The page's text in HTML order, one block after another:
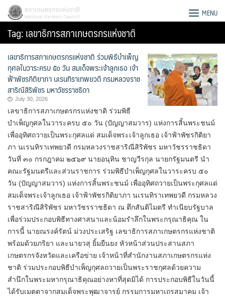
Skip
content
Search
for:
สภาเกษตรกรแห่งชาติ MENU
Tag:เลขาธิการสภาเกษตรกรแห่งชาติ
เลขาธิการสภาเกษตรกรแห่งชาติ ร่วมพิธีบำเพ็ญ
กุศลในวาระครบ ๕๐ วัน สมเด็จพระเจ้าลูกเธอ เจ้า
ฟ้าพัชรกิติยาภา นเรนทิราเทพยวดี กรมหลวงราช
สาริณีสิริพัชร มหาวัชรราชธิดา
July 30, 2026
เลขาธิการสภาเกษตรกรแห่งชาติ ร่วมพิธี
บำเพ็ญกุศลในวาระครบ ๕๐ วัน (ปัญญาสมวาร) แห่งการสิ้นพระชนม์
เพื่ออุทิศถวายเป็นพระกุศลแด่ สมเด็จพระเจ้าลูกเธอ เจ้าฟ้าพัชรกิติยา
ภา นเรนทิราเทพยวดี กรมหลวงราชสาริณีสิริพัชร มหาวัชรราชธิดา
วันที่ ๓๐ กรกฎาคม ๒๕๖๙ นายอนุทิน ชาญวีรกุล นายกรัฐมนตรี นำ
คณะรัฐมนตรีและส่วนราชการ ร่วมพิธีบำเพ็ญกุศลในวาระครบ ๕๐
วัน (ปัญญาสมวาร) แห่งการสิ้นพระชนม์ เพื่ออุทิศถวายเป็นพระกุศลแด่
สมเด็จพระเจ้าลูกเธอ เจ้าฟ้าพัชรกิติยาภา นเรนทิราเทพยวดี กรมหลวง
ราชสาริณีสิริพัชร มหาวัชรราชธิดา ณ ตึกสันติไมตรี ทำเนียบรัฐบาล
เพื่อร่วมประกอบพิธีทางศาสนาและน้อมรำลึกในพระกรุณาธิคุณ ใน
การนี้ นายณรงค์รัตน์ ม่วงประเสริฐ เลขาธิการสภาเกษตรกรแห่งชาติ
พร้อมด้วยภริยา และนายวสุ ยิ้มยืนยง หัวหน้าส่วนประสานสภา
เกษตรกรจังหวัดและเครือข่าย เจ้าหน้าที่สำนักงานสภาเกษตรกรแห่ง
ชาติ ร่วมประกอบพิธีบำเพ็ญกุศลถวายเป็นพระราชกุศลด้วยความ
สำนึกในพระมหากรุณาธิคุณอย่างหาที่สุดมิได้ การประกอบพิธีในวันนี้
ได้รับเมตตาจากสมเด็จพระพุฒาจารย์ กรรมการมหาเถรสมาคม เจ้า